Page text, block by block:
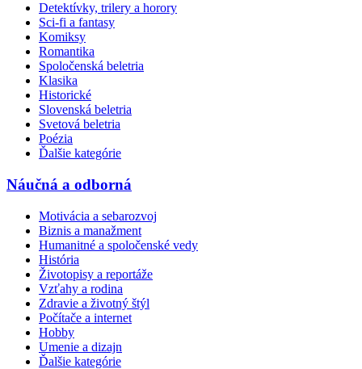
Detektívky, trilery a horory
Sci-fi a fantasy
Komiksy
Romantika
Spoločenská beletria
Klasika
Historické
Slovenská beletria
Svetová beletria
Poézia
Ďalšie kategórie
Náučná a odborná
Motivácia a sebarozvoj
Biznis a manažment
Humanitné a spoločenské vedy
História
Životopisy a reportáže
Vzťahy a rodina
Zdravie a životný štýl
Počítače a internet
Hobby
Umenie a dizajn
Ďalšie kategórie